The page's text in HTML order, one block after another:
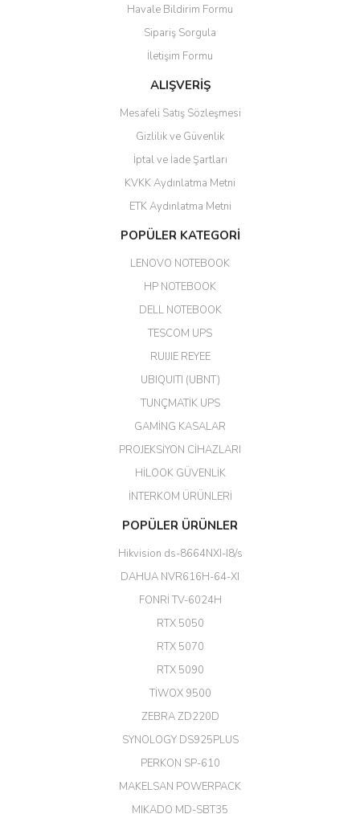
bir tabela olsa daha hoş
hızlı güvenli bir alışveriş oldu
Yalçın Kaya | 20/06/2026
ahmet yiğit | 29/04/2026
Aldığım ürün kapalı kutu teslim
edildi. Teşekkür ederim.
GÜRKAN KETHÜDAOĞLU |
Her şey için teşekkür ederim çok
Erdal Cingöz | 07/02/2026
Başarılı. Bu vasıfta bir ürünü bu
kadar uygun fiyata bulabilmek
büyük şans. Güvenliticaret
(HIKVISION DS-3E0326P-E/M(B)
EROL ÇAKMAK | 26/12/2025
Havale Bildirim Formu
Sipariş Sorgula
İletişim Formu
ALIŞVERİŞ
Mesafeli Satış Sözleşmesi
Gizlilik ve Güvenlik
İptal ve İade Şartları
KVKK Aydınlatma Metni
ETK Aydınlatma Metni
POPÜLER KATEGORİ
LENOVO NOTEBOOK
HP NOTEBOOK
DELL NOTEBOOK
TESCOM UPS
RUIJIE REYEE
UBIQUITI (UBNT)
TUNÇMATİK UPS
GAMİNG KASALAR
PROJEKSİYON CİHAZLARI
HİLOOK GÜVENLİK
İNTERKOM ÜRÜNLERİ
POPÜLER ÜRÜNLER
Hikvision ds-8664NXI-I8/s
DAHUA NVR616H-64-XI
FONRİ TV-6024H
RTX 5050
RTX 5070
RTX 5090
TİWOX 9500
ZEBRA ZD220D
SYNOLOGY DS925PLUS
PERKON SP-610
MAKELSAN POWERPACK
MIKADO MD-SBT35